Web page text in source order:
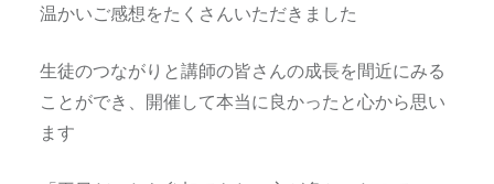
温かいご感想をたくさんいただきました
生徒のつながりと講師の皆さんの成長を間近にみる
ことができ、開催して本当に良かったと心から思い
ます